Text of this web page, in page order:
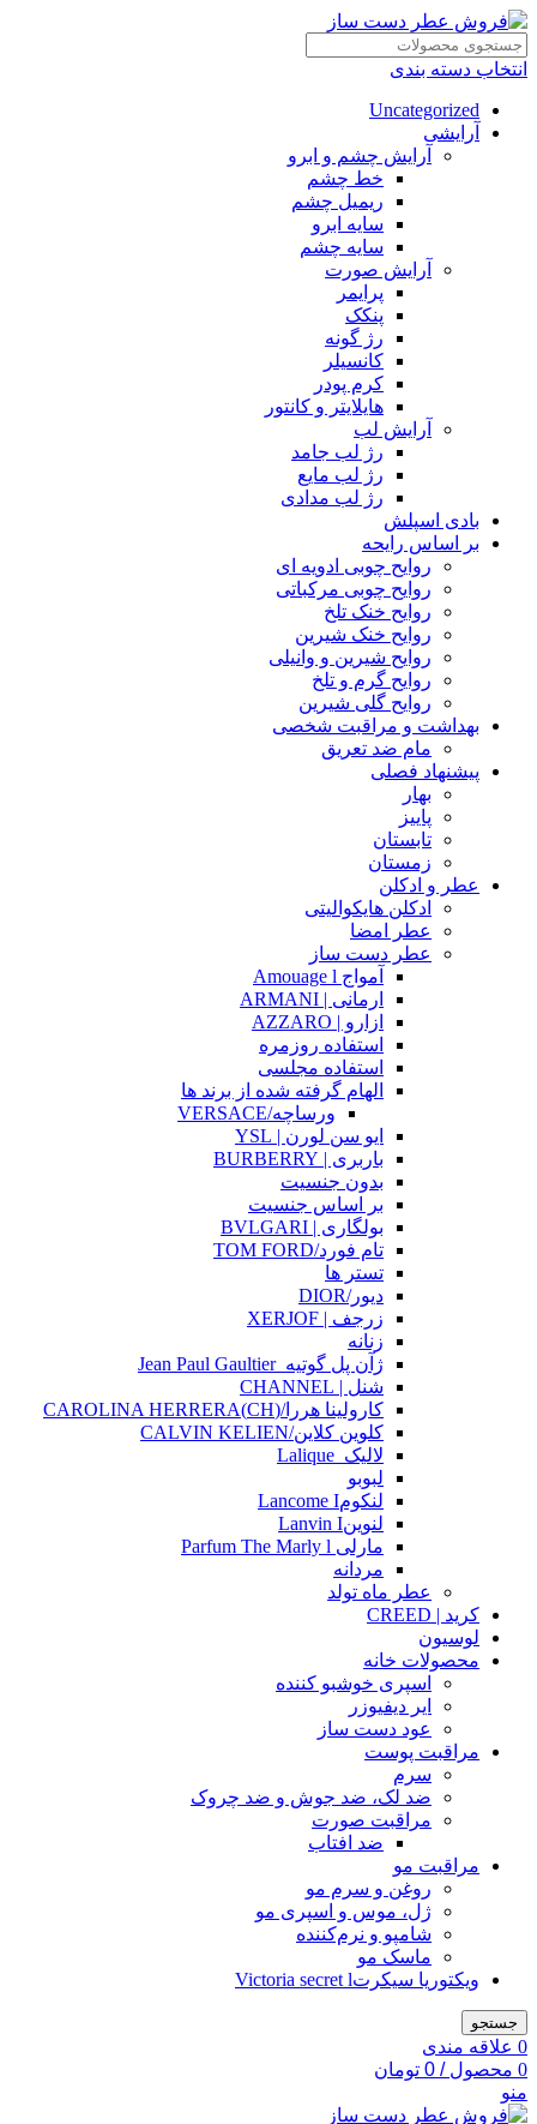
انتخاب دسته بندی
Uncategorized
آرایشی
آرایش چشم و ابرو
خط چشم
ریمیل چشم
سایه ابرو
سایه چشم
آرایش صورت
پرایمر
پنکک
رژ گونه
کانسیلر
کرم پودر
هایلایتر و کانتور
آرایش لب
رژ لب جامد
رژ لب مایع
رژ لب مدادی
بادی اسپلش
بر اساس رایحه
روایح چوبی ادویه ای
روایح چوبی مرکباتی
روایح خنک تلخ
روایح خنک شیرین
روایح شیرین و وانیلی
روایح گرم و تلخ
روایح گلی شیرین
بهداشت و مراقبت شخصی
مام ضد تعریق
پیشنهاد فصلی
بهار
پاییز
تابستان
زمستان
عطر و ادکلن
ادکلن هایکوالیتی
عطر امضا
عطر دست ساز
آمواج Amouage l
ارمانی | ARMANI
ازارو | AZZARO
استفاده روزمره
استفاده مجلسی
الهام گرفته شده از برند ها
ورساچه/VERSACE
ایو سن لورن | YSL
باربری | BURBERRY
بدون جنسیت
بر اساس جنسیت
بولگاری | BVLGARI
تام فورد/TOM FORD
تستر ها
دیور/DIOR
زرجف | XERJOF
زنانه
ژآن پل گوتیه_Jean Paul Gaultier
شنل | CHANNEL
کارولینا هررا/(CH)CAROLINA HERRERA
کلوین کلاین/CALVIN KELIEN
لالیک_Lalique
لبوبو
لنکومLancome I
لنوینLanvin I
مارلی Parfum The Marly l
مردانه
عطر ماه تولد
کرید | CREED
لوسیون
محصولات خانه
اسپری خوشبو کننده
ایر دیفیوزر
عود دست ساز
مراقبت پوست
سرم
ضد لک، ضد جوش و ضد چروک
مراقبت صورت
ضد افتاب
مراقبت مو
روغن و سرم مو
ژل، موس و اسپری مو
شامپو و نرم‌کننده
ماسک مو
ویکتوریا سیکرتVictoria secret l
جستجو
0 علاقه مندی
0 محصول /
0 تومان
منو